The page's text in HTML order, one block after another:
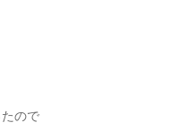
ので